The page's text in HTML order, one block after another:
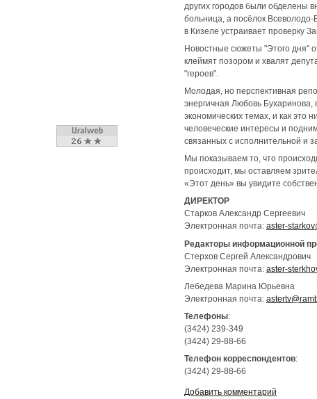
других городов были обделены
больница, а посёлок Всеволодо-
в Кизеле устраивает проверку
Новостные сюжеты "Этого дня"
клеймят позором и хвалят
"героев".
Молодая, но перспективная
энергичная Любовь
экономических темах, и как это
человеческие интересы и
связанных с исполнительной и
Мы показываем то, что
происходит, мы оставляем
«Этот день» вы увидите
ДИРЕКТОР
Старков Александр Сергеевич
Электронная почта: aster-
Редакторы информационной
Стерхов Сергей Александрович
Электронная почта: aster-
Лебедева Марина Юрьевна
Электронная почта:
Телефоны:
(3424) 239-349
(3424) 29-88-66
Телефон корреспондентов:
(3424) 29-88-66
Добавить комментарий